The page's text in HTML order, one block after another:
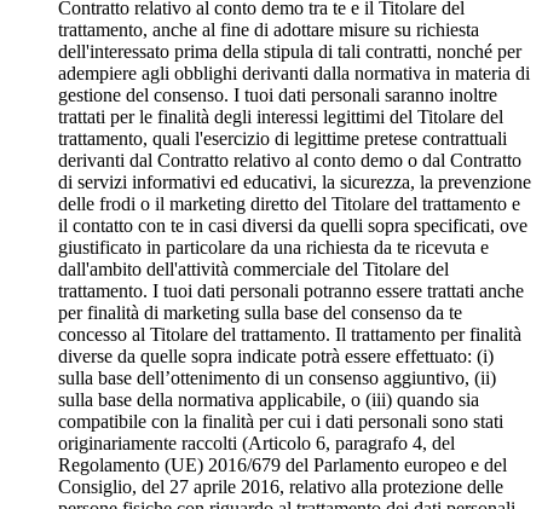
Contratto relativo al conto demo tra te e il Titolare del
trattamento, anche al fine di adottare misure su richiesta
dell'interessato prima della stipula di tali contratti, nonché per
adempiere agli obblighi derivanti dalla normativa in materia di
gestione del consenso. I tuoi dati personali saranno inoltre
trattati per le finalità degli interessi legittimi del Titolare del
trattamento, quali l'esercizio di legittime pretese contrattuali
derivanti dal Contratto relativo al conto demo o dal Contratto
di servizi informativi ed educativi, la sicurezza, la prevenzione
delle frodi o il marketing diretto del Titolare del trattamento e
il contatto con te in casi diversi da quelli sopra specificati, ove
giustificato in particolare da una richiesta da te ricevuta e
dall'ambito dell'attività commerciale del Titolare del
trattamento. I tuoi dati personali potranno essere trattati anche
per finalità di marketing sulla base del consenso da te
concesso al Titolare del trattamento. Il trattamento per finalità
diverse da quelle sopra indicate potrà essere effettuato: (i)
sulla base dell’ottenimento di un consenso aggiuntivo, (ii)
sulla base della normativa applicabile, o (iii) quando sia
compatibile con la finalità per cui i dati personali sono stati
originariamente raccolti (Articolo 6, paragrafo 4, del
Regolamento (UE) 2016/679 del Parlamento europeo e del
Consiglio, del 27 aprile 2016, relativo alla protezione delle